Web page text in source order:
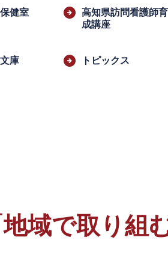
健室
高知県訪問看護師育
成講座
庫 トピックス
域で取り組